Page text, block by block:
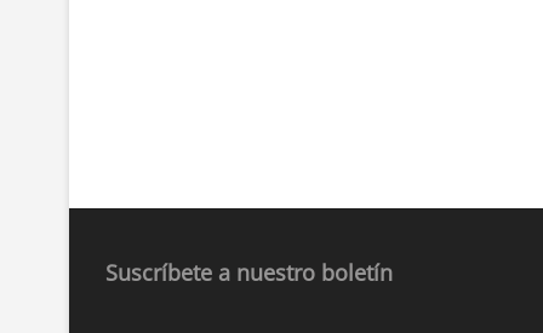
Suscríbete a nuestro boletín